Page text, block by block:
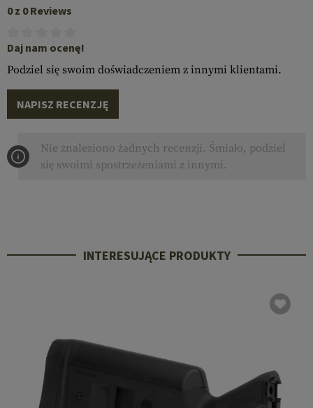
0 z 0 Reviews
Daj nam ocenę!
Podziel się swoim doświadczeniem z innymi klientami.
NAPISZ RECENZJĘ
Nie znaleziono żadnych recenzji. Śmiało, podziel
się swoimi spostrzeżeniami z innymi.
INTERESUJĄCE PRODUKTY